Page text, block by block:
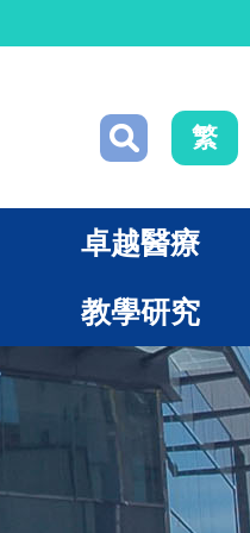
繁
卓越醫療
教學研究